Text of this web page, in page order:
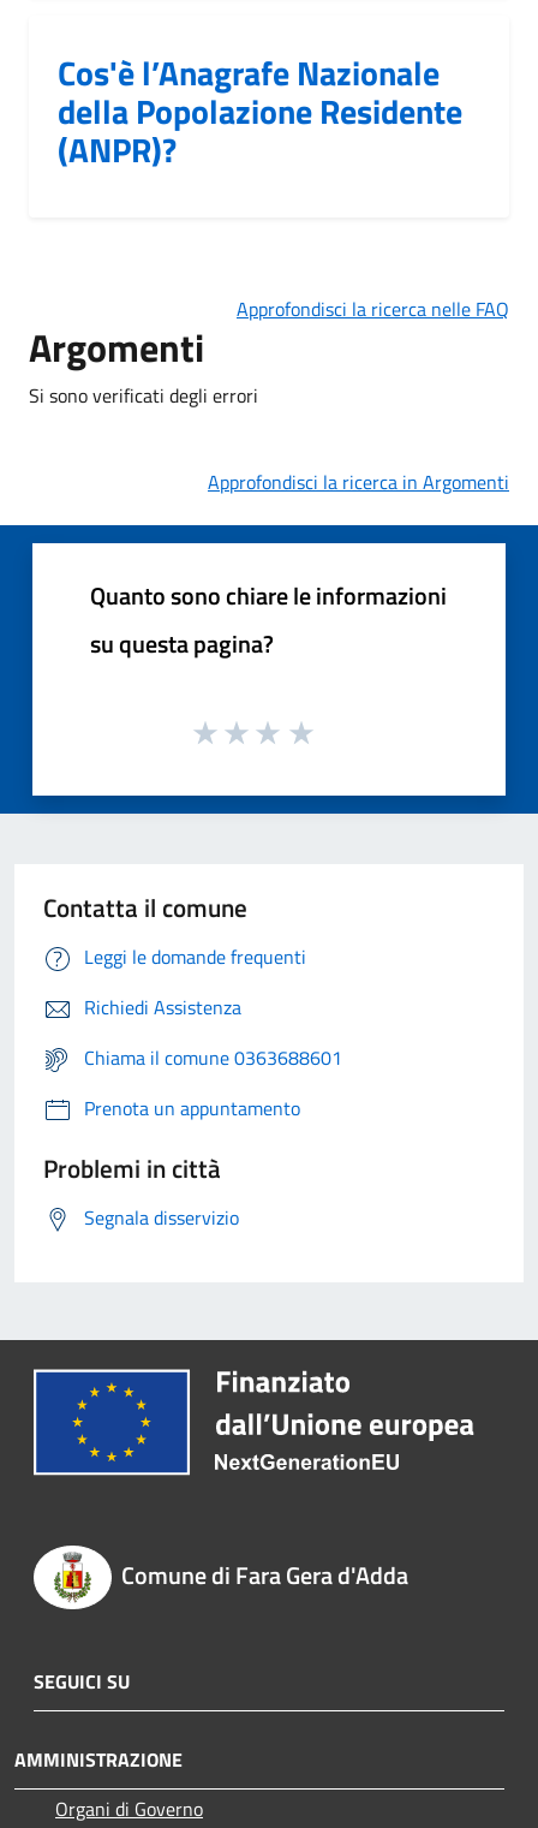
Cos'è l’Anagrafe Nazionale
della Popolazione Residente
(ANPR)?
Approfondisci la ricerca nelle FAQ
Argomenti
Si sono verificati degli errori
Approfondisci la ricerca in Argomenti
Quanto sono chiare le informazioni
su questa pagina?
Contatta il comune
Leggi le domande frequenti
Richiedi Assistenza
Chiama il comune 0363688601
Prenota un appuntamento
Problemi in città
Segnala disservizio
Comune di Fara Gera d'Adda
SEGUICI SU
AMMINISTRAZIONE
Organi di Governo